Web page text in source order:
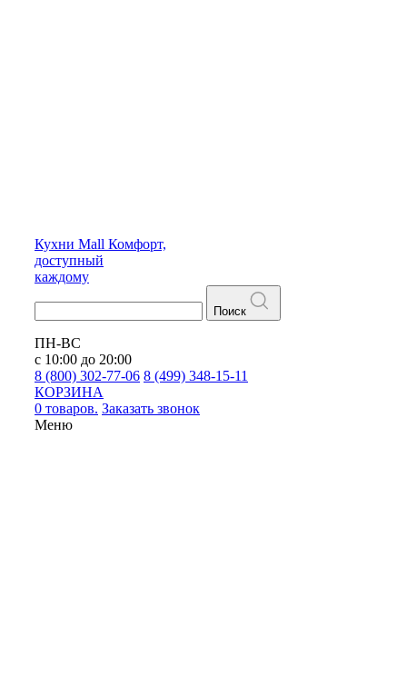
Кухни Mall Комфорт,
доступный
каждому
Поиск
ПН-ВС
с 10:00 до 20:00
8 (800) 302-77-06 8 (499) 348-15-11
КОРЗИНА
0 товаров. Заказать звонок
Меню